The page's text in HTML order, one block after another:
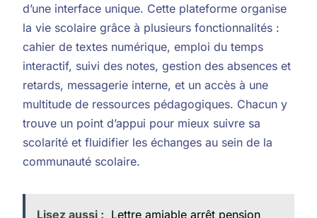
d’une interface unique. Cette plateforme organise
la vie scolaire grâce à plusieurs fonctionnalités :
cahier de textes numérique, emploi du temps
interactif, suivi des notes, gestion des absences et
retards, messagerie interne, et un accès à une
multitude de ressources pédagogiques. Chacun y
trouve un point d’appui pour mieux suivre sa
scolarité et fluidifier les échanges au sein de la
communauté scolaire.
Lisez aussi : Lettre amiable arrêt pension